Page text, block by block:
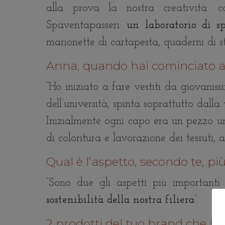
alla prova la nostra creatività:
Spaventapasseri: un laboratorio di
marionette di cartapesta, quaderni di
Anna, quando hai cominciato
“Ho iniziato a fare vestiti da
dell’università, spinta soprattutto dalla
Inizialmente ogni capo era un pezzo
di coloritura e lavorazione dei tessuti,
Qual è l’aspetto, secondo te,
“Sono due gli aspetti più importanti
sostenibilità della nostra filiera“.